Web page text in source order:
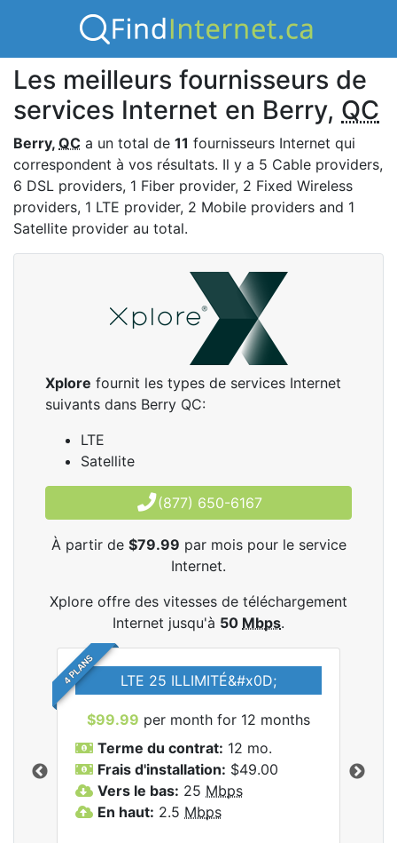
Les meilleurs fournisseurs de
services Internet en Berry, QC
Berry, QC a un total de 11 fournisseurs Internet qui
correspondent à vos résultats. Il y a 5 Cable providers,
6 DSL providers, 1 Fiber provider, 2 Fixed Wireless
providers, 1 LTE provider, 2 Mobile providers and 1
Satellite provider au total.
Xplore fournit les types de services Internet
suivants dans Berry QC:
LTE
Satellite
(877) 650-6167
À partir de $79.99 par mois pour le service
Internet.
Xplore offre des vitesses de téléchargement
Internet jusqu'à 50 Mbps.
4 PLANS LTE 25 ILLIMITÉ&#x0D;
$99.99 per month for 12 months
Terme du contrat: 12 mo.
Frais d'installation: $49.00
Vers le bas: 25 Mbps
En haut: 2.5 Mbps